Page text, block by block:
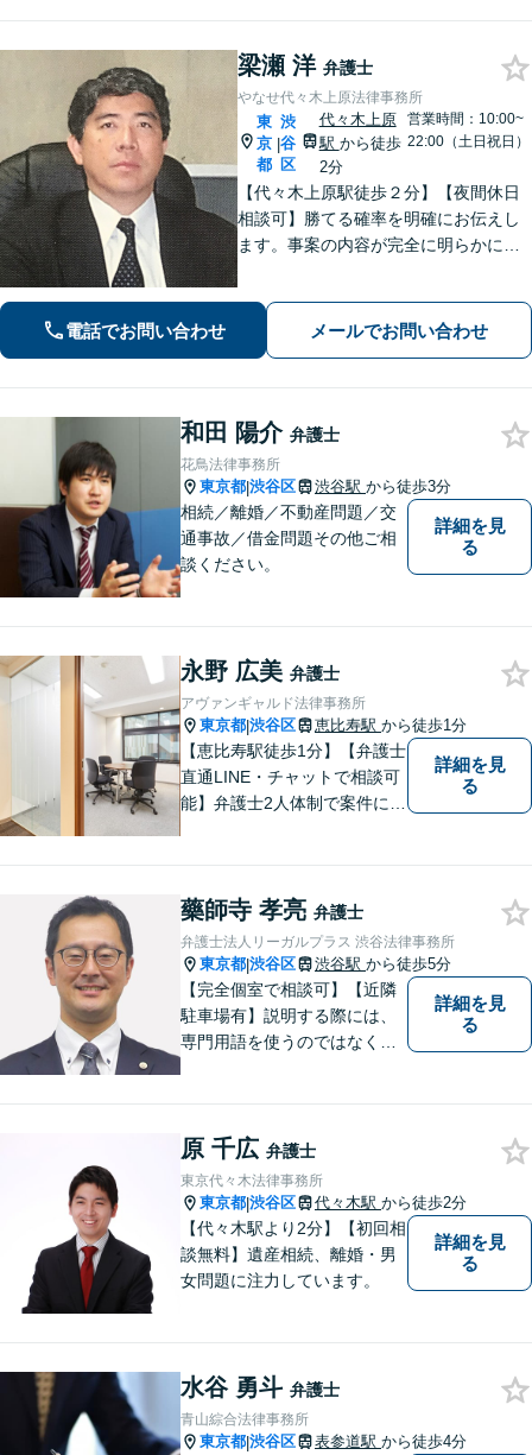
梁瀬 洋 弁護士
やなせ代々木上原法律事務所
東
京
都
|
渋
谷
区
代々木上原
駅 から徒歩
2分
営業時間：10:00~
22:00（土日祝日）
【代々木上原駅徒歩２分】【夜間休日
相談可】勝てる確率を明確にお伝えし
ます。事案の内容が完全に明らかにな
とは一切言いません。安心しておまか
せください。
電話でお問い合わせ メールでお問い合わせ
和田 陽介 弁護士
花鳥法律事務所
東京都|渋谷区 渋谷駅 から徒歩3分
相続／離婚／不動産問題／交
通事故／借金問題その他ご相
談ください。
詳細を見
る
永野 広美 弁護士
アヴァンギャルド法律事務所
東京都|渋谷区 恵比寿駅 から徒歩1分
【恵比寿駅徒歩1分】【弁護士
直通LINE・チャットで相談可
能】弁護士2人体制で案件に取
最適な解決策を提案【年中無
休・早朝夜間対応可能（要予
約）】
詳細を見
る
藥師寺 孝亮 弁護士
弁護士法人リーガルプラス 渋谷法律事務所
東京都|渋谷区 渋谷駅 から徒歩5分
【完全個室で相談可】【近隣
駐車場有】説明する際には、
専門用語を使うのではなく、
向けて、10年以上にわたる弁
護士活動から得た知識・経験
をフル活用して解決を目指し
ます。
詳細を見
る
原 千広 弁護士
東京代々木法律事務所
東京都|渋谷区 代々木駅 から徒歩2分
【代々木駅より2分】【初回相
談無料】遺産相続、離婚・男
女問題に注力しています。
詳細を見
る
水谷 勇斗 弁護士
青山綜合法律事務所
東京都|渋谷区 表参道駅 から徒歩4分